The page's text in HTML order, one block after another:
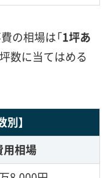
の相場は「1坪あ
数に当てはめる
別】
用相場